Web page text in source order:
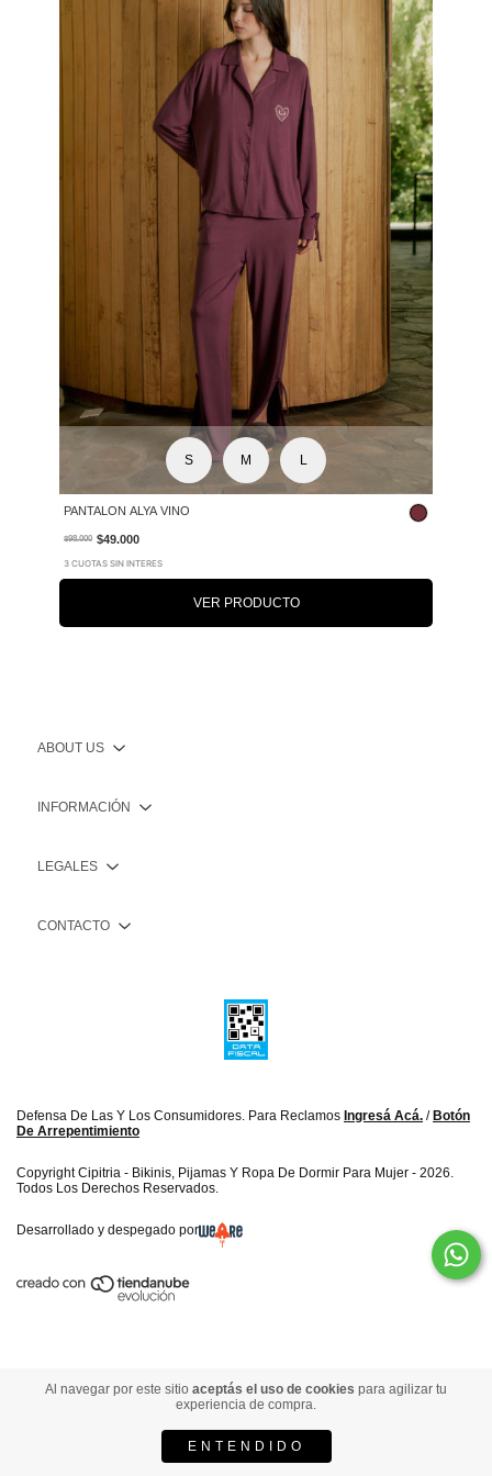
Al navegar por este sitio aceptás el uso de cookies para agilizar tu
experiencia de compra.
ENTENDIDO
S M L
PANTALON ALYA VINO
$98.000 $49.000
3 CUOTAS SIN INTERES
VER PRODUCTO
ABOUT US
INFORMACIÓN
LEGALES
CONTACTO
Defensa De Las Y Los Consumidores. Para Reclamos Ingresá Acá. / Botón
De Arrepentimiento
Copyright Cipitria - Bikinis, Pijamas Y Ropa De Dormir Para Mujer - 2026.
Todos Los Derechos Reservados.
Desarrollado y despegado por